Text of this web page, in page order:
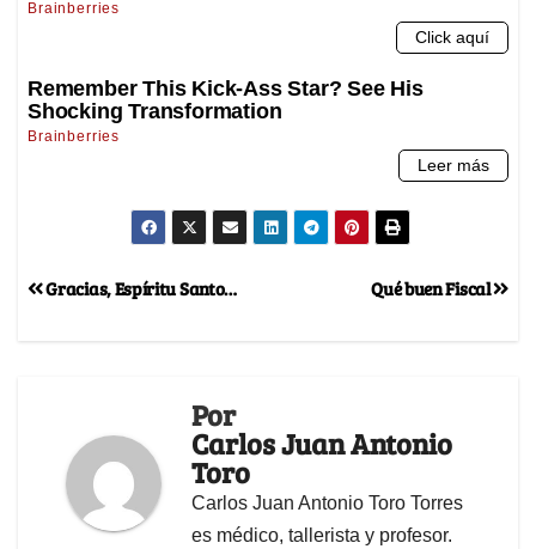
Qué buen Fiscal
Gracias, Espíritu Santo…
Por
Carlos Juan Antonio
Toro
Carlos Juan Antonio Toro Torres
es médico, tallerista y profesor.